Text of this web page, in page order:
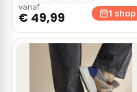
vanaf
€ 49,99 1 shop